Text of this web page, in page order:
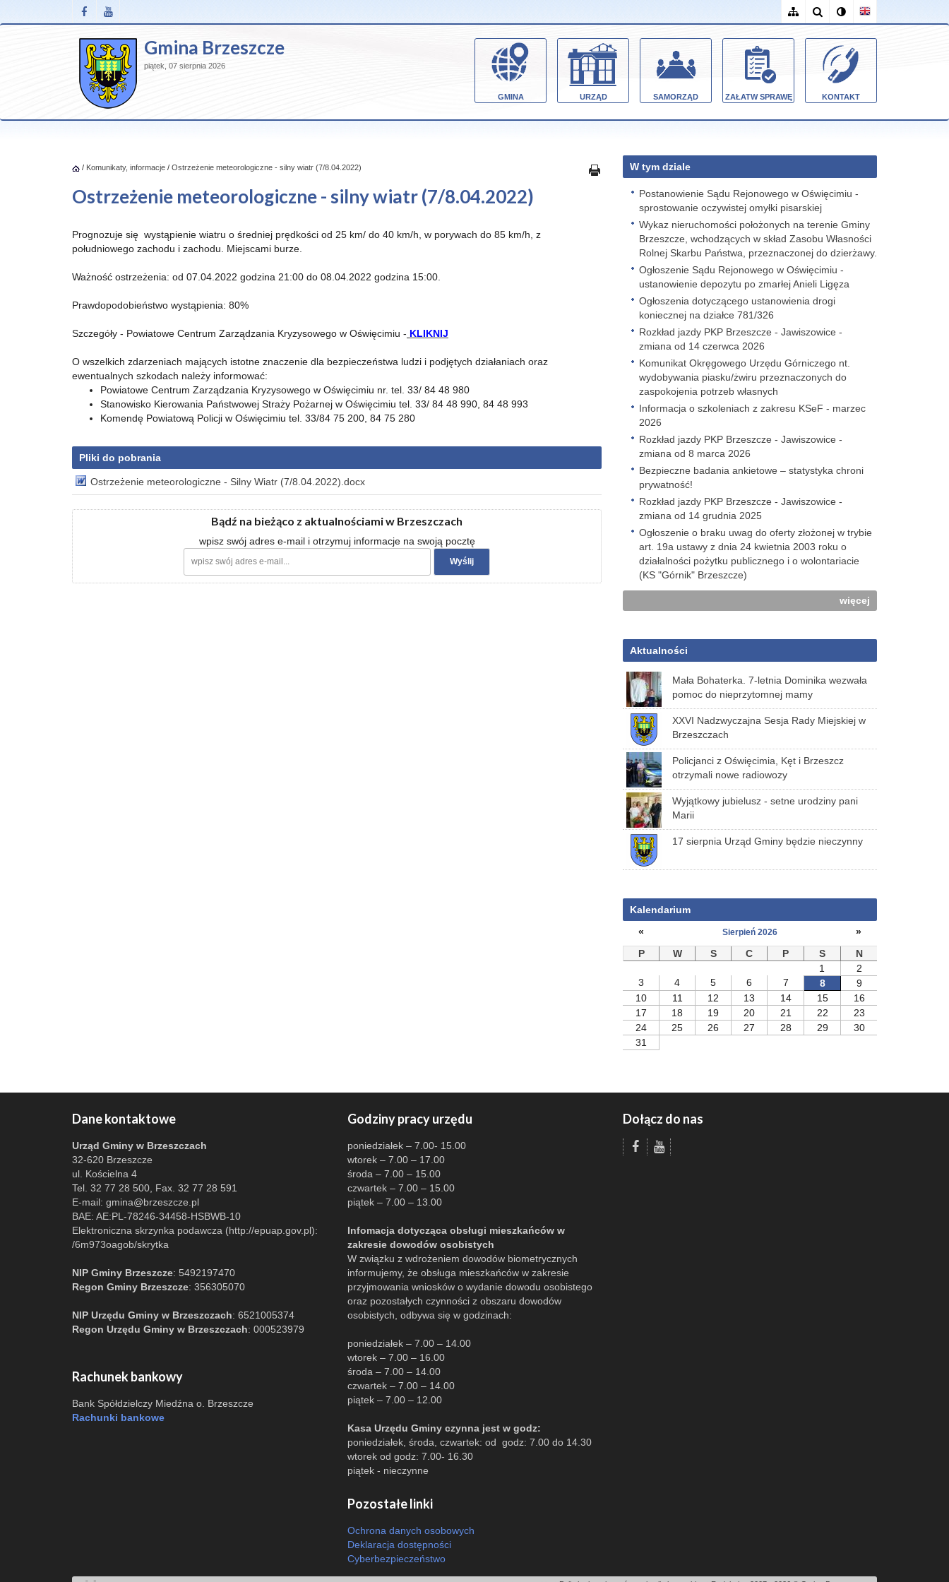
Gmina Brzeszcze
piątek, 07 sierpnia 2026
GMINA URZĄD SAMORZĄD ZAŁATW SPRAWĘ KONTAKT
/ Komunikaty, informacje / Ostrzeżenie meteorologiczne - silny wiatr (7/8.04.2022)
Ostrzeżenie meteorologiczne - silny wiatr (7/8.04.2022)
Prognozuje się wystąpienie wiatru o średniej prędkości od 25 km/ do 40 km/h, w porywach do 85 km/h, z
południowego zachodu i zachodu. Miejscami burze.
Ważność ostrzeżenia: od 07.04.2022 godzina 21:00 do 08.04.2022 godzina 15:00.
Prawdopodobieństwo wystąpienia: 80%
Szczegóły - Powiatowe Centrum Zarządzania Kryzysowego w Oświęcimiu - KLIKNIJ
O wszelkich zdarzeniach mających istotne znaczenie dla bezpieczeństwa ludzi i podjętych działaniach oraz
ewentualnych szkodach należy informować:
Powiatowe Centrum Zarządzania Kryzysowego w Oświęcimiu nr. tel. 33/ 84 48 980
Stanowisko Kierowania Państwowej Straży Pożarnej w Oświęcimiu tel. 33/ 84 48 990, 84 48 993
Komendę Powiatową Policji w Oświęcimiu tel. 33/84 75 200, 84 75 280
Pliki do pobrania
Ostrzeżenie meteorologiczne - Silny Wiatr (7/8.04.2022).docx
Bądź na bieżąco z aktualnościami w Brzeszczach
wpisz swój adres e-mail i otrzymuj informacje na swoją pocztę
W tym dziale
Postanowienie Sądu Rejonowego w Oświęcimiu -
sprostowanie oczywistej omyłki pisarskiej
Wykaz nieruchomości położonych na terenie Gminy
Brzeszcze, wchodzących w skład Zasobu Własności
Rolnej Skarbu Państwa, przeznaczonej do dzierżawy.
Ogłoszenie Sądu Rejonowego w Oświęcimiu -
ustanowienie depozytu po zmarłej Anieli Ligęza
Ogłoszenia dotyczącego ustanowienia drogi
koniecznej na działce 781/326
Rozkład jazdy PKP Brzeszcze - Jawiszowice -
zmiana od 14 czerwca 2026
Komunikat Okręgowego Urzędu Górniczego nt.
wydobywania piasku/żwiru przeznaczonych do
zaspokojenia potrzeb własnych
Informacja o szkoleniach z zakresu KSeF - marzec
2026
Rozkład jazdy PKP Brzeszcze - Jawiszowice -
zmiana od 8 marca 2026
Bezpieczne badania ankietowe – statystyka chroni
prywatność!
Rozkład jazdy PKP Brzeszcze - Jawiszowice -
zmiana od 14 grudnia 2025
Ogłoszenie o braku uwag do oferty złożonej w trybie
art. 19a ustawy z dnia 24 kwietnia 2003 roku o
działalności pożytku publicznego i o wolontariacie
(KS "Górnik" Brzeszcze)
więcej
Aktualności
Mała Bohaterka. 7-letnia Dominika wezwała
pomoc do nieprzytomnej mamy
XXVI Nadzwyczajna Sesja Rady Miejskiej w
Brzeszczach
Policjanci z Oświęcimia, Kęt i Brzeszcz
otrzymali nowe radiowozy
Wyjątkowy jubielusz - setne urodziny pani
Marii
17 sierpnia Urząd Gminy będzie nieczynny
Kalendarium
«
Sierpień 2026
»
P
W S C P S
N
1
2
3
4 5 6 7 8
9
10
11 12 13 14 15
16
17
18 19 20 21 22
23
24
25 26 27 28 29
30
31
Dane kontaktowe
Urząd Gminy w Brzeszczach
32-620 Brzeszcze
ul. Kościelna 4
Tel. 32 77 28 500, Fax. 32 77 28 591
E-mail: gmina@brzeszcze.pl
BAE: AE:PL-78246-34458-HSBWB-10
Elektroniczna skrzynka podawcza (http://epuap.gov.pl):
/6m973oagob/skrytka
NIP Gminy Brzeszcze: 5492197470
Regon Gminy Brzeszcze: 356305070
NIP Urzędu Gminy w Brzeszczach: 6521005374
Regon Urzędu Gminy w Brzeszczach: 000523979
Rachunek bankowy
Bank Spółdzielczy Miedźna o. Brzeszcze
Rachunki bankowe
Godziny pracy urzędu
poniedziałek – 7.00- 15.00
wtorek – 7.00 – 17.00
środa – 7.00 – 15.00
czwartek – 7.00 – 15.00
piątek – 7.00 – 13.00
Infomacja dotycząca obsługi mieszkańców w
zakresie dowodów osobistych
W związku z wdrożeniem dowodów biometrycznych
informujemy, że obsługa mieszkańców w zakresie
przyjmowania wniosków o wydanie dowodu osobistego
oraz pozostałych czynności z obszaru dowodów
osobistych, odbywa się w godzinach:
poniedziałek – 7.00 – 14.00
wtorek – 7.00 – 16.00
środa – 7.00 – 14.00
czwartek – 7.00 – 14.00
piątek – 7.00 – 12.00
Kasa Urzędu Gminy czynna jest w godz:
poniedziałek, środa, czwartek: od godz: 7.00 do 14.30
wtorek od godz: 7.00- 16.30
piątek - nieczynne
Pozostałe linki
Ochrona danych osobowych
Deklaracja dostępności
Cyberbezpieczeństwo
Dołącz do nas